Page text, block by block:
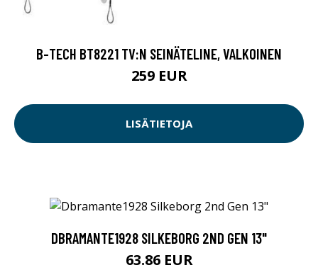
B-TECH BT8221 TV:N SEINÄTELINE, VALKOINEN
259 EUR
LISÄTIETOJA
DBRAMANTE1928 SILKEBORG 2ND GEN 13"
63.86 EUR